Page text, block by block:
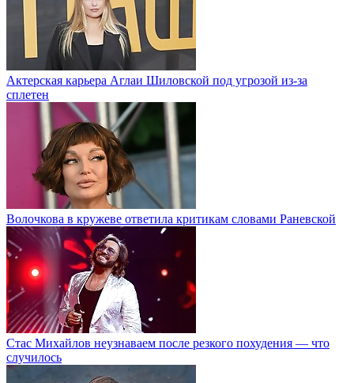
Актерская карьера Аглаи Шиловской под угрозой из-за
сплетен
Волочкова в кружеве ответила критикам словами Раневской
Стас Михайлов неузнаваем после резкого похудения — что
случилось